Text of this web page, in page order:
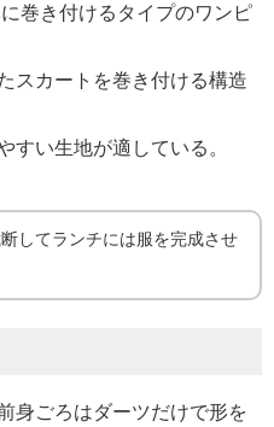
巻き付けるタイプのワンピ
スカートを巻き付ける構造
すい生地が適している。
してランチには服を完成させ
身ごろはダーツだけで形を